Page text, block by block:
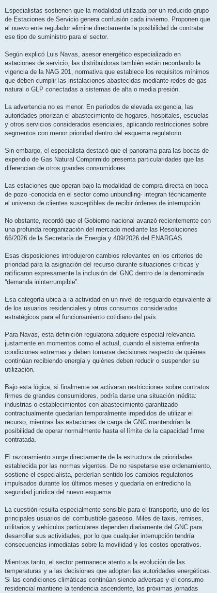
Especialistas sostienen que la modalidad utilizada por un reducido grupo
de Estaciones de Servicio genera confusión cada invierno. Proponen que
el nuevo ente regulador elimine directamente la posibilidad de contratar
ese tipo de suministro para el sector.
Según explicó Luis Navas, asesor energético especializado en
estaciones de servicio, las distribuidoras también están recordando la
vigencia de la NAG 201, normativa que establece los requisitos mínimos
que deben cumplir las instalaciones abastecidas mediante redes de gas
natural o GLP conectadas a sistemas de alta o media presión.
La advertencia no es menor. En períodos de elevada exigencia, las
autoridades priorizan el abastecimiento de hogares, hospitales, escuelas
y otros servicios considerados esenciales, aplicando restricciones sobre
segmentos con menor prioridad dentro del esquema regulatorio.
Sin embargo, el especialista destacó que el panorama para las bocas de
expendio de Gas Natural Comprimido presenta particularidades que las
diferencian de otros grandes consumidores.
Las estaciones que operan bajo la modalidad de compra directa en boca
de pozo -conocida en el sector como unbundling- integran técnicamente
el universo de clientes susceptibles de recibir órdenes de interrupción.
No obstante, recordó que el Gobierno nacional avanzó recientemente con
una profunda reorganización del mercado mediante las Resoluciones
66/2026 de la Secretaría de Energía y 409/2026 del ENARGAS.
Esas disposiciones introdujeron cambios relevantes en los criterios de
prioridad para la asignación del recurso durante situaciones críticas y
ratificaron expresamente la inclusión del GNC dentro de la denominada
“demanda ininterrumpible”.
Esa categoría ubica a la actividad en un nivel de resguardo equivalente al
de los usuarios residenciales y otros consumos considerados
estratégicos para el funcionamiento cotidiano del país.
Para Navas, esta definición regulatoria adquiere especial relevancia
justamente en momentos como el actual, cuando el sistema enfrenta
condiciones extremas y deben tomarse decisiones respecto de quiénes
continúan recibiendo energía y quiénes deben reducir o suspender su
utilización.
Bajo esta lógica, si finalmente se activaran restricciones sobre contratos
firmes de grandes consumidores, podría darse una situación inédita:
industrias o establecimientos con abastecimiento garantizado
contractualmente quedarían temporalmente impedidos de utilizar el
recurso, mientras las estaciones de carga de GNC mantendrían la
posibilidad de operar normalmente hasta el límite de la capacidad firme
contratada.
El razonamiento surge directamente de la estructura de prioridades
establecida por las normas vigentes. De no respetarse ese ordenamiento,
sostiene el especialista, perderían sentido los cambios regulatorios
impulsados durante los últimos meses y quedaría en entredicho la
seguridad jurídica del nuevo esquema.
La cuestión resulta especialmente sensible para el transporte, uno de los
principales usuarios del combustible gaseoso. Miles de taxis, remises,
utilitarios y vehículos particulares dependen diariamente del GNC para
desarrollar sus actividades, por lo que cualquier interrupción tendría
consecuencias inmediatas sobre la movilidad y los costos operativos.
Mientras tanto, el sector permanece atento a la evolución de las
temperaturas y a las decisiones que adopten las autoridades energéticas.
Si las condiciones climáticas continúan siendo adversas y el consumo
residencial mantiene la tendencia ascendente, las próximas jornadas